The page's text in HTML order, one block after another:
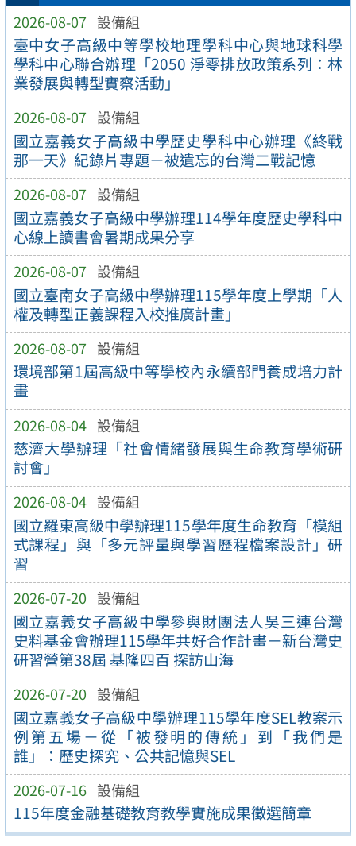
2026-08-07 設備組
臺中女子高級中等學校地理學科中心與地球科學
學科中心聯合辦理「2050 淨零排放政策系列：林
業發展與轉型實察活動」
2026-08-07 設備組
國立嘉義女子高級中學歷史學科中心辦理《終戰
那一天》紀錄片專題－被遺忘的台灣二戰記憶
2026-08-07 設備組
國立嘉義女子高級中學辦理114學年度歷史學科中
心線上讀書會暑期成果分享
2026-08-07 設備組
國立臺南女子高級中學辦理115學年度上學期「人
權及轉型正義課程入校推廣計畫」
2026-08-07 設備組
環境部第1屆高級中等學校內永續部門養成培力計
畫
2026-08-04 設備組
慈濟大學辦理「社會情緒發展與生命教育學術研
討會」
2026-08-04 設備組
國立羅東高級中學辦理115學年度生命教育「模組
式課程」與「多元評量與學習歷程檔案設計」研
習
2026-07-20 設備組
國立嘉義女子高級中學參與財團法人吳三連台灣
史料基金會辦理115學年共好合作計畫－新台灣史
研習營第38屆 基隆四百 探訪山海
2026-07-20 設備組
國立嘉義女子高級中學辦理115學年度SEL教案示
例第五場－從「被發明的傳統」到「我們是
誰」：歷史探究、公共記憶與SEL
2026-07-16 設備組
115年度金融基礎教育教學實施成果徵選簡章